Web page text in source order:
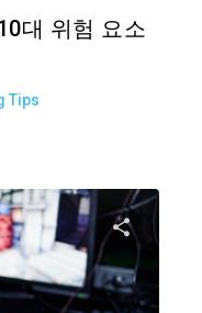
대 위험 요소
Tips